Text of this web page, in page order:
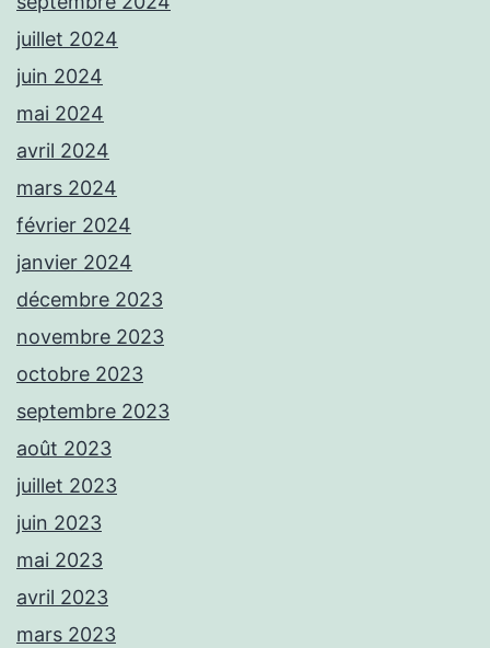
juillet 2024
juin 2024
mai 2024
avril 2024
mars 2024
février 2024
janvier 2024
décembre 2023
novembre 2023
octobre 2023
septembre 2023
août 2023
juillet 2023
juin 2023
mai 2023
avril 2023
mars 2023